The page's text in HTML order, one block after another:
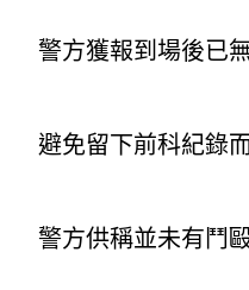
警方獲報到場後已
避免留下前科紀錄
警方供稱並未有鬥